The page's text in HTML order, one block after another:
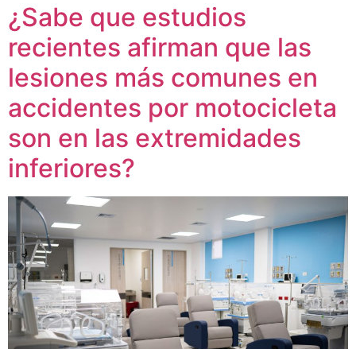
¿Sabe que estudios
recientes afirman que las
lesiones más comunes en
accidentes por motocicleta
son en las extremidades
inferiores?